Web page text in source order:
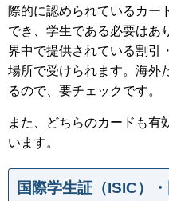
際的に認められているカー
でき、学生である必要はあ
界中で提供されている割引
場所で受けられます。海外
るので、要チェックです。
また、どちらのカードも有
います。
国際学生証（ISIC）